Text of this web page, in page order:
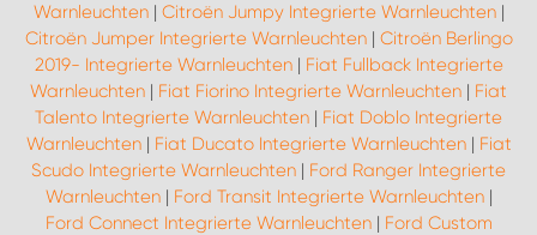
Warnleuchten| Citroën Jumpy Integrierte Warnleuchten|
Citroën Jumper Integrierte Warnleuchten| Citroën Berlingo
2019- Integrierte Warnleuchten| Fiat Fullback Integrierte
Warnleuchten | Fiat Fiorino Integrierte Warnleuchten | Fiat
Talento Integrierte Warnleuchten | Fiat Doblo Integrierte
Warnleuchten| Fiat Ducato Integrierte Warnleuchten| Fiat
Scudo Integrierte Warnleuchten | Ford Ranger Integrierte
Warnleuchten| Ford Transit Integrierte Warnleuchten|
Ford Connect Integrierte Warnleuchten| Ford Custom